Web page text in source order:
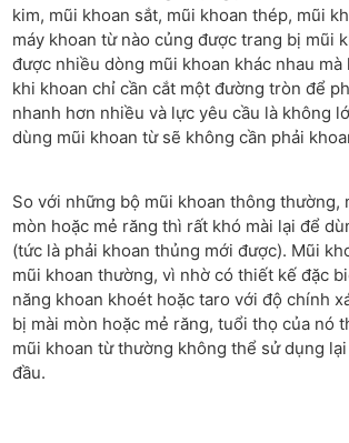
kim, mũi khoan sắt, mũi khoan thép, mũi
máy khoan từ nào củng được trang bị mũi
được nhiều dòng mũi khoan khác nhau
khi khoan chỉ cần cắt một đường tròn để
nhanh hơn nhiều và lực yêu cầu là không
dùng mũi khoan từ sẽ không cần phải
So với những bộ mũi khoan thông
mòn hoặc mẻ răng thì rất khó mài lại để
(tức là phải khoan thủng mới được). Mũi
mũi khoan thường, vì nhờ có thiết kế đặc
năng khoan khoét hoặc taro với độ chính
bị mài mòn hoặc mẻ răng, tuổi thọ của nó
mũi khoan từ thường không thể sử dụng
đầu.